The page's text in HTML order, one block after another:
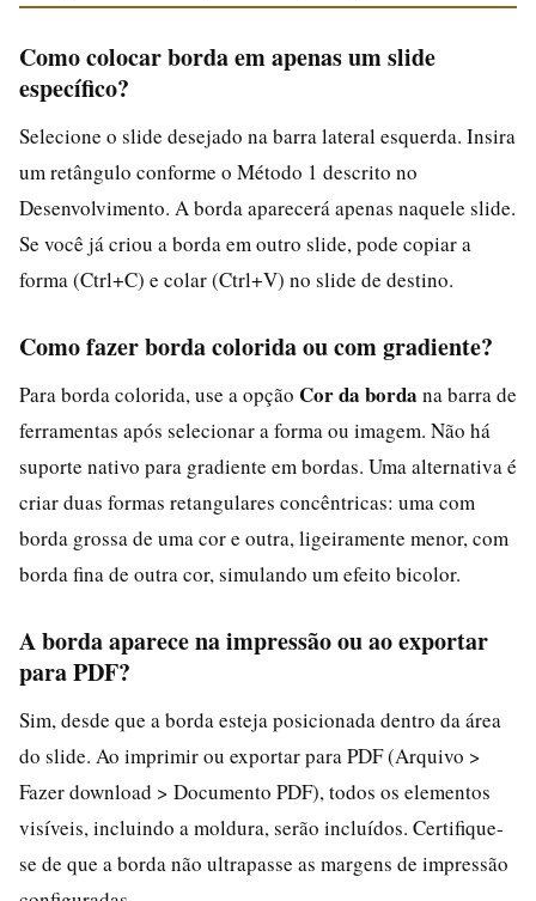
Como colocar borda em apenas um slide
específico?
Selecione o slide desejado na barra lateral esquerda. Insira
um retângulo conforme o Método 1 descrito no
Desenvolvimento. A borda aparecerá apenas naquele slide.
Se você já criou a borda em outro slide, pode copiar a
forma (Ctrl+C) e colar (Ctrl+V) no slide de destino.
Como fazer borda colorida ou com gradiente?
Para borda colorida, use a opção Cor da borda na barra de
ferramentas após selecionar a forma ou imagem. Não há
suporte nativo para gradiente em bordas. Uma alternativa é
criar duas formas retangulares concêntricas: uma com
borda grossa de uma cor e outra, ligeiramente menor, com
borda fina de outra cor, simulando um efeito bicolor.
A borda aparece na impressão ou ao exportar
para PDF?
Sim, desde que a borda esteja posicionada dentro da área
do slide. Ao imprimir ou exportar para PDF (Arquivo >
Fazer download > Documento PDF), todos os elementos
visíveis, incluindo a moldura, serão incluídos. Certifique-
se de que a borda não ultrapasse as margens de impressão